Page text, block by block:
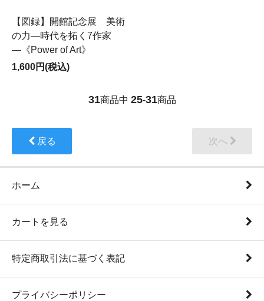
【図録】開館記念展 美術
の力―時代を拓く7作家
―《Power of Art》
1,600円(税込)
31商品中 25-31商品
戻る 次へ
ホーム
カートを見る
特定商取引法に基づく表記
プライバシーポリシー